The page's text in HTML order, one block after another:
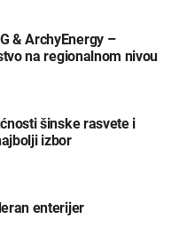
& ArchyEnergy –
na regionalnom nivou
šinske rasvete i
izbor
enterijer